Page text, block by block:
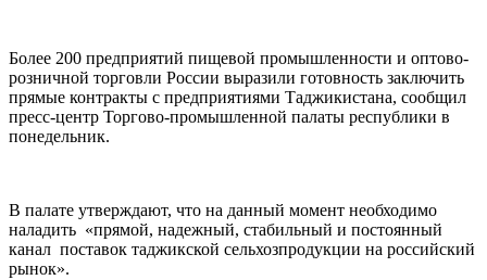
Более 200 предприятий пищевой промышленности и оптово-
розничной торговли России выразили готовность заключить
прямые контракты с предприятиями Таджикистана, сообщил
пресс-центр Торгово-промышленной палаты республики в
понедельник.
В палате утверждают, что на данный момент необходимо
наладить «прямой, надежный, стабильный и постоянный
канал поставок таджикской сельхозпродукции на российский
рынок».